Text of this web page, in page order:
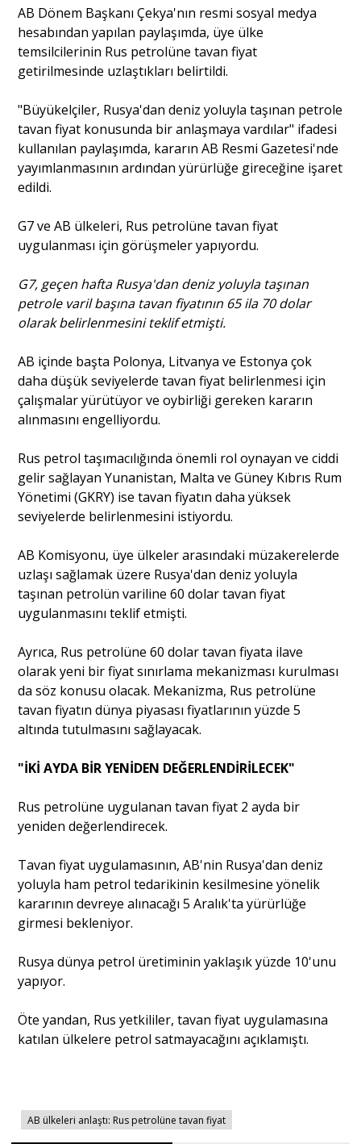
Dünya
Yorum - Analiz
Söyleşi
Yazı Dizisi
Portre
Eğitim
Dosya Haber
Sağlık
AB Dönem Başkanı Çekya'nın resmi sosyal medya
hesabından yapılan paylaşımda, üye ülke
temsilcilerinin Rus petrolüne tavan fiyat
getirilmesinde uzlaştıkları belirtildi.
"Büyükelçiler, Rusya'dan deniz yoluyla taşınan petrole
tavan fiyat konusunda bir anlaşmaya vardılar" ifadesi
kullanılan paylaşımda, kararın AB Resmi Gazetesi'nde
yayımlanmasının ardından yürürlüğe gireceğine işaret
edildi.
G7 ve AB ülkeleri, Rus petrolüne tavan fiyat
uygulanması için görüşmeler yapıyordu.
G7, geçen hafta Rusya'dan deniz yoluyla taşınan
petrole varil başına tavan fiyatının 65 ila 70 dolar
olarak belirlenmesini teklif etmişti.
AB içinde başta Polonya, Litvanya ve Estonya çok
daha düşük seviyelerde tavan fiyat belirlenmesi için
çalışmalar yürütüyor ve oybirliği gereken kararın
alınmasını engelliyordu.
Rus petrol taşımacılığında önemli rol oynayan ve ciddi
gelir sağlayan Yunanistan, Malta ve Güney Kıbrıs Rum
Yönetimi (GKRY) ise tavan fiyatın daha yüksek
seviyelerde belirlenmesini istiyordu.
AB Komisyonu, üye ülkeler arasındaki müzakerelerde
uzlaşı sağlamak üzere Rusya'dan deniz yoluyla
taşınan petrolün variline 60 dolar tavan fiyat
uygulanmasını teklif etmişti.
Ayrıca, Rus petrolüne 60 dolar tavan fiyata ilave
olarak yeni bir fiyat sınırlama mekanizması kurulması
da söz konusu olacak. Mekanizma, Rus petrolüne
tavan fiyatın dünya piyasası fiyatlarının yüzde 5
altında tutulmasını sağlayacak.
"İKİ AYDA BİR YENİDEN DEĞERLENDİRİLECEK"
Rus petrolüne uygulanan tavan fiyat 2 ayda bir
yeniden değerlendirecek.
Tavan fiyat uygulamasının, AB'nin Rusya'dan deniz
yoluyla ham petrol tedarikinin kesilmesine yönelik
kararının devreye alınacağı 5 Aralık'ta yürürlüğe
girmesi bekleniyor.
Rusya dünya petrol üretiminin yaklaşık yüzde 10'unu
yapıyor.
Öte yandan, Rus yetkililer, tavan fiyat uygulamasına
katılan ülkelere petrol satmayacağını açıklamıştı.
AB ülkeleri anlaştı: Rus petrolüne tavan fiyat